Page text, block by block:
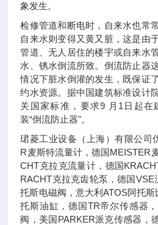
象发生。
检修管道和断电时，自来水也常
自来水则变得又黄又脏，这是由
管道、无人居住的楼宇或自来水
水、锈水倒流所致。倒流防止器
情况下脏水倒灌的发生，既保证
约水资源。据中国建筑标准设计
关国家标准，要求9 月1日起在
装“倒流防止器"。
珺菱工业设备（上海）有限公司
R麦斯特流量计，德国MEISTER
CHT克拉克流量计，德国
RACHT克拉克齿轮泵，德国VSE
托斯电磁阀，意大利ATOS阿托
托斯油缸，德国TR帝尔传感器
阀，美国PARKER派克传感器，